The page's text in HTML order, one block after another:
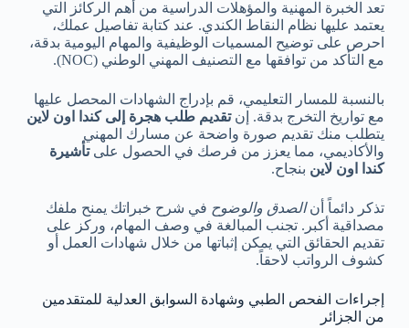
تعد الخبرة المهنية والمؤهلات الدراسية من أهم الركائز التي
يعتمد عليها نظام النقاط الكندي. عند كتابة تفاصيل عملك،
احرص على توضيح المسميات الوظيفية والمهام اليومية بدقة،
مع التأكد من توافقها مع التصنيف المهني الوطني (NOC).
بالنسبة للمسار التعليمي، قم بإدراج الشهادات المحصل عليها
مع تواريخ التخرج بدقة. إنتقديم طلب هجرة إلى كندا اون لاين
يتطلب منك تقديم صورة واضحة عن مسارك المهني
والأكاديمي، مما يعزز من فرصك في الحصول علىتأشيرة
كندا اون لاين بنجاح.
تذكر دائماً أنالصدق والوضوح في شرح خبراتك يمنح ملفك
مصداقية أكبر. تجنب المبالغة في وصف المهام، وركز على
تقديم الحقائق التي يمكن إثباتها من خلال شهادات العمل أو
كشوف الرواتب لاحقاً.
إجراءات الفحص الطبي وشهادة السوابق العدلية للمتقدمين
من الجزائر